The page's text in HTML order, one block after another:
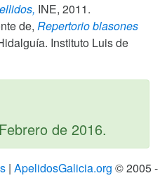
INE, 2011.
de, Repertorio blasones
Instituto Luis de
de 2016.
| ApelidosGalicia.org © 2005 -